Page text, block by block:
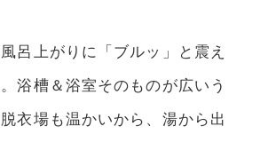
呂上がりに「ブルッ」と震え
浴槽＆浴室そのものが広いう
衣場も温かいから、湯から出